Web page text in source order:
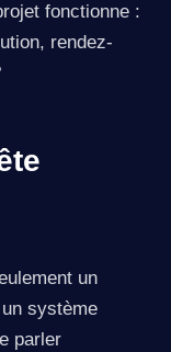
fonctionne :
rendez-
un
système
parler